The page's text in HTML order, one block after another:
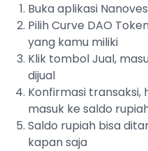
Buka aplikasi
Pilih Curve DAO
yang kamu miliki
Klik tombol Jual,
dijual
Konfirmasi transaksi,
masuk ke saldo
Saldo rupiah bisa
kapan saja